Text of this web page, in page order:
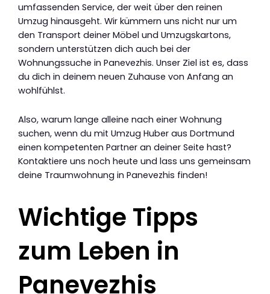
umfassenden Service, der weit über den reinen
Umzug hinausgeht. Wir kümmern uns nicht nur um
den Transport deiner Möbel und Umzugskartons,
sondern unterstützen dich auch bei der
Wohnungssuche in Panevezhis. Unser Ziel ist es, dass
du dich in deinem neuen Zuhause von Anfang an
wohlfühlst.
Also, warum lange alleine nach einer Wohnung
suchen, wenn du mit Umzug Huber aus Dortmund
einen kompetenten Partner an deiner Seite hast?
Kontaktiere uns noch heute und lass uns gemeinsam
deine Traumwohnung in Panevezhis finden!
Wichtige Tipps
zum Leben in
Panevezhis